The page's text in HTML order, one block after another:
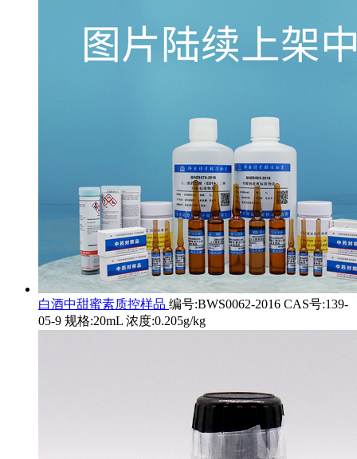
白酒中甜蜜素质控样品 编号:BWS0062-2016 CAS号:139-
05-9 规格:20mL 浓度:0.205g/kg